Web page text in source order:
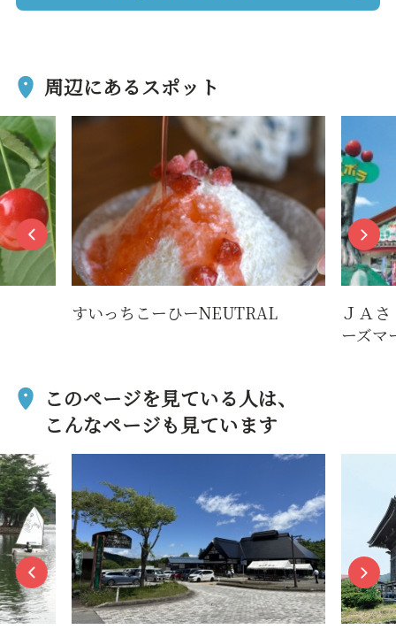
周辺にあるスポット
すいっちこーひーNEUTRAL
ＪＡ
ーズ
このページを見ている人は、
こんなページも見ています